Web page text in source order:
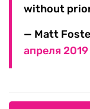
without
— Matt
апреля 2019